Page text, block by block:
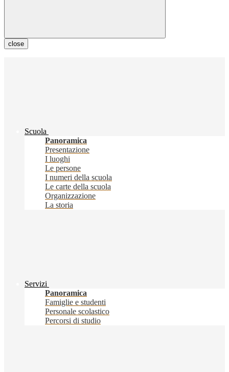
close
Scuola
Panoramica
Presentazione
I luoghi
Le persone
I numeri della scuola
Le carte della scuola
Organizzazione
La storia
Servizi
Panoramica
Famiglie e studenti
Personale scolastico
Percorsi di studio